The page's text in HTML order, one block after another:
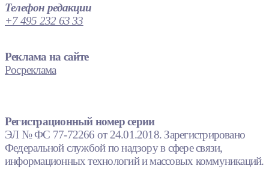
Телефон редакции
+7 495 232 63 33
Реклама на сайте
Росреклама
Регистрационный номер серии
ЭЛ № ФС 77-72266 от 24.01.2018. Зарегистрировано
Федеральной службой по надзору в сфере связи,
информационных технологий и массовых коммуникаций.